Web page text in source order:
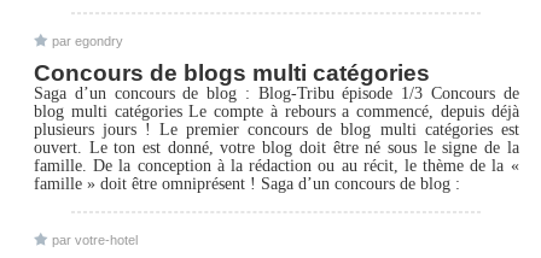
par egondry
Concours de blogs multi catégories
Saga d’un concours de blog : Blog-Tribu épisode 1/3 Concours de
blog multi catégories Le compte à rebours a commencé, depuis déjà
plusieurs jours ! Le premier concours de blog multi catégories est
ouvert. Le ton est donné, votre blog doit être né sous le signe de la
famille. De la conception à la rédaction ou au récit, le thème de la «
famille » doit être omniprésent ! Saga d’un concours de blog :
par votre-hotel